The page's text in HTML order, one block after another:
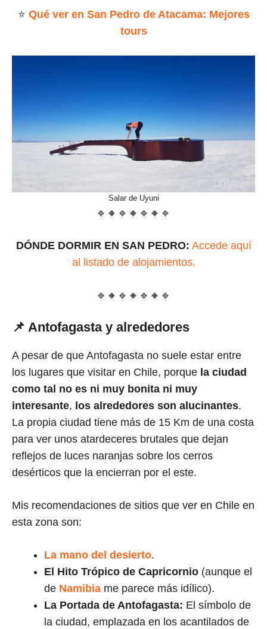
⭐ Qué ver en San Pedro de Atacama: Mejores
tours
Salar de Uyuni
🔹🔸🔹🔸🔹🔸🔹
DÓNDE DORMIR EN SAN PEDRO: Accede aquí
al listado de alojamientos.
🔹🔸🔹🔸🔹🔸🔹
📌 Antofagasta y alrededores
A pesar de que Antofagasta no suele estar entre
los lugares que visitar en Chile, porque la ciudad
como tal no es ni muy bonita ni muy
interesante, los alrededores son alucinantes.
La propia ciudad tiene más de 15 Km de una costa
para ver unos atardeceres brutales que dejan
reflejos de luces naranjas sobre los cerros
desérticos que la encierran por el este.
Mis recomendaciones de sitios que ver en Chile en
esta zona son:
La mano del desierto.
El Hito Trópico de Capricornio (aunque el
de Namibia me parece más idílico).
La Portada de Antofagasta: El símbolo de
la ciudad, emplazada en los acantilados de